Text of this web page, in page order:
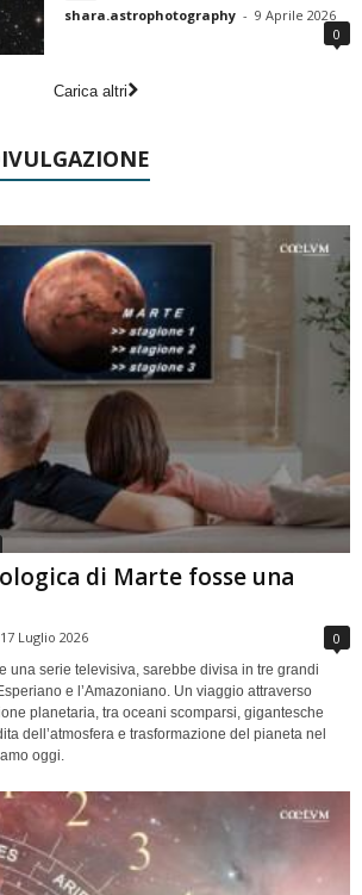
shara.astrophotography - 9 Aprile 2026
0
Carica altri
di Marte fosse una
17 Luglio 2026 0
una serie televisiva, sarebbe divisa in tre grandi
e l’Amazoniano. Un viaggio attraverso
planetaria, tra oceani scomparsi, gigantesche
dell’atmosfera e trasformazione del pianeta nel
oggi.